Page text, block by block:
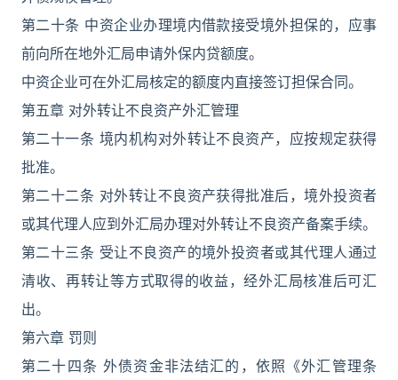
第二十条 中资企业办理境内借款接受境外担保的，应事
前向所在地外汇局申请外保内贷额度。
中资企业可在外汇局核定的额度内直接签订担保合同。
第五章 对外转让不良资产外汇管理
第二十一条 境内机构对外转让不良资产，应按规定获得
批准。
第二十二条 对外转让不良资产获得批准后，境外投资者
或其代理人应到外汇局办理对外转让不良资产备案手续。
第二十三条 受让不良资产的境外投资者或其代理人通过
清收、再转让等方式取得的收益，经外汇局核准后可汇
出。
第六章 罚则
第二十四条 外债资金非法结汇的，依照《外汇管理条